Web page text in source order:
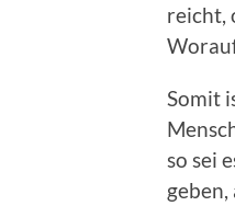
reicht,
Somit
so sei
geben,